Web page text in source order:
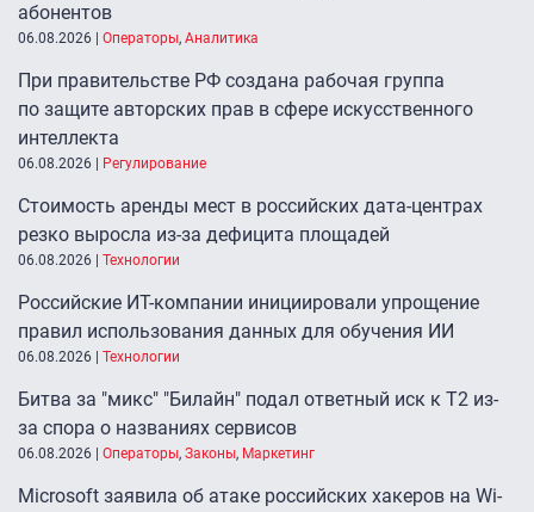
абонентов
06.08.2026 Операторы, Аналитика
При правительстве РФ создана рабочая группа
по защите авторских прав в сфере искусственного
интеллекта
06.08.2026 Регулирование
Стоимость аренды мест в российских дата-центрах
резко выросла из-за дефицита площадей
06.08.2026 Технологии
Российские ИТ-компании инициировали упрощение
правил использования данных для обучения ИИ
06.08.2026 Технологии
Битва за "микс" "Билайн" подал ответный иск к Т2 из-
за спора о названиях сервисов
06.08.2026 Операторы, Законы, Маркетинг
Microsoft заявила об атаке российских хакеров на Wi-